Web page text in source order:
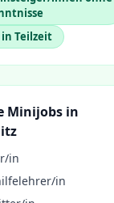
Teilzeit
Minijobs in
in
in